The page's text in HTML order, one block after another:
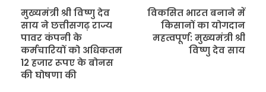
मुख्यमंत्री श्री विष्णु देव
साय ने छत्तीसगढ़ राज्य
पावर कंपनी के
कर्मचारियों को अधिकतम
12 हजार रूपए के बोनस
की घोषणा की
विकसित भारत बनाने में
किसानों का योगदान
महत्वपूर्ण: मुख्यमंत्री श्री
विष्णु देव साय